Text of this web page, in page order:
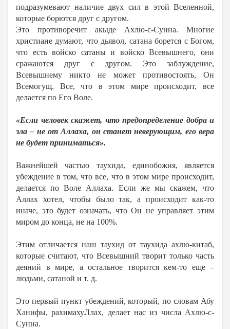
подразумевают наличие двух сил в этой Вселенной,
которые борются друг с другом.
Это противоречит акыде Ахлю-с-Сунна. Многие
христиане думают, что дьявол, сатана борется с Богом,
что есть войско сатаны и войско Всевышнего, они
сражаются друг с другом. Это заблуждение,
Всевышнему никто не может противостоять, Он
Всемогущ. Все, что в этом мире происходит, все
делается по Его Воле.
«Если человек скажет, что предопределение добра и
зла – не от Аллаха, он станет неверующим, его вера
не будет приниматься».
Важнейшей частью таухида, единобожия, является
убеждение в том, что все, что в этом мире происходит,
делается по Воле Аллаха. Если же мы скажем, что
Аллах хотел, чтобы было так, а происходит как-то
иначе, это будет означать, что Он не управляет этим
миром до конца, не на 100%.
Этим отличается наш таухид от таухида ахлю-китаб,
которые считают, что Всевышний творит только часть
деяний в мире, а остальное творится кем-то еще –
людьми, сатаной и т. д.
Это первый пункт убеждений, который, по словам Абу
Ханифы, рахимахуЛлах, делает нас из числа Ахлю-с-
Сунна.